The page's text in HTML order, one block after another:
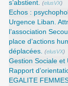
s’abstient. (elusVX)
Echos :
Urgence Liban.
l’association
place d’actions
déplacées. (elusVX)
Gestion Sociale et
Rapport
EGALITE